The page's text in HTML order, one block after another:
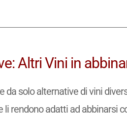
Altri Vini in
da solo alternative di vini
li rendono adatti ad abbinarsi